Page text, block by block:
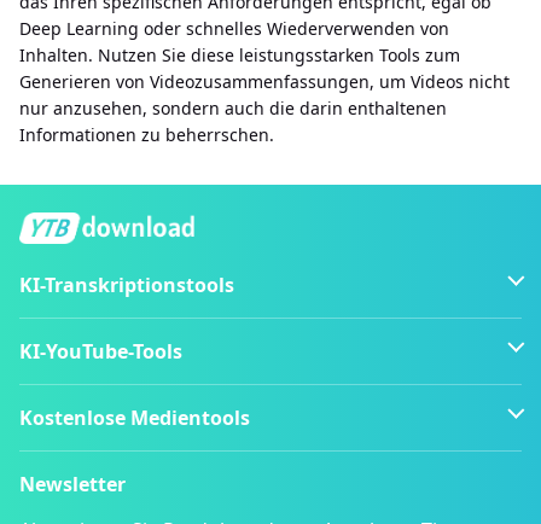
Deep Learning oder schnelles Wiederverwenden von
Inhalten. Nutzen Sie diese leistungsstarken Tools zum
Generieren von Videozusammenfassungen, um Videos nicht
nur anzusehen, sondern auch die darin enthaltenen
Informationen zu beherrschen.
KI-Transkriptionstools
KI-YouTube-Tools
Kostenlose Medientools
Newsletter